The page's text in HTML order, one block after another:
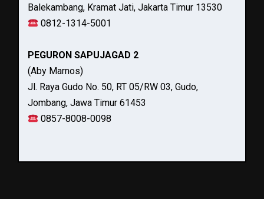
Balekambang, Kramat Jati, Jakarta Timur 13530
0812-1314-5001
PEGURON SAPUJAGAD 2
(Aby Marnos)
Jl. Raya Gudo No. 50, RT 05/RW 03, Gudo,
Jombang, Jawa Timur 61453
0857-8008-0098